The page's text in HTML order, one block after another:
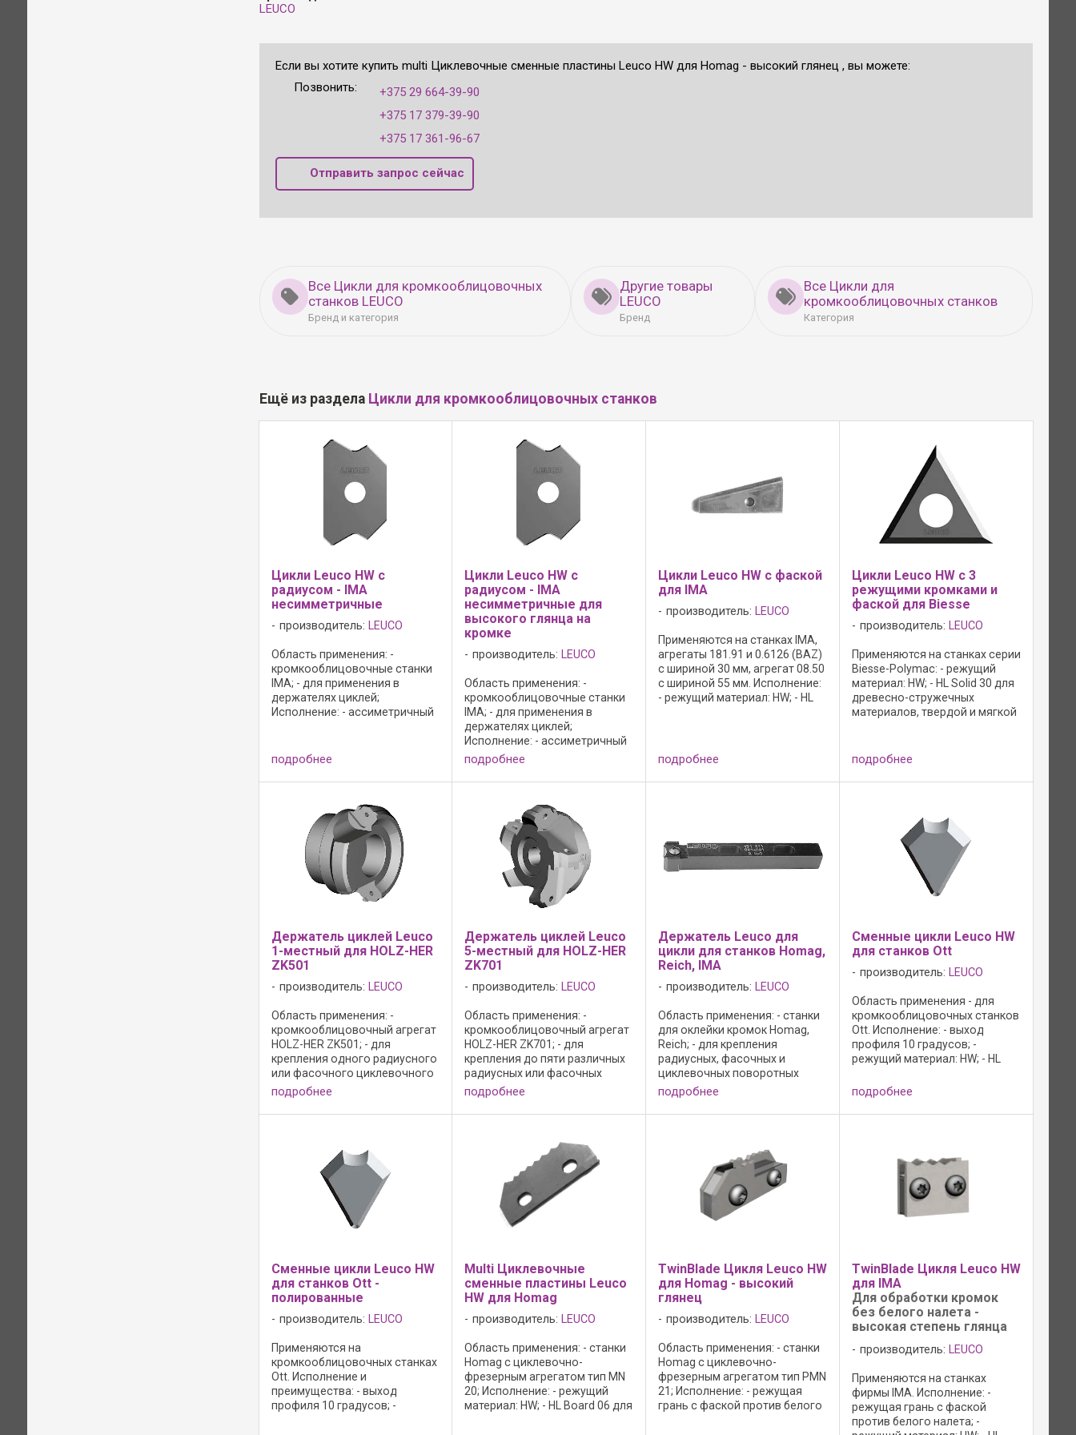
LEUCO
Если вы хотите купить multi Циклевочные сменные пластины Leuco HW для Homag - высокий глянец , вы можете:
Позвонить:
+375 29 664-39-90
+375 17 379-39-90
+375 17 361-96-67
Отправить запрос сейчас
Все Цикли для кромкооблицовочных
станков LEUCO
Бренд и категория
Другие товары
LEUCO
Бренд
Все Цикли для
кромкооблицовочных станков
Категория
Ещё из раздела Цикли для кромкооблицовочных станков
Цикли Leuco HW с
радиусом - IMA
несимметричные
производитель: LEUCO
Область применения: -
кромкооблицовочные станки
IMA; - для применения в
держателях циклей;
Исполнение: - ассиметричный
HW; - HL Board 05 для
древесно-стружечных
материалов, пластика и
подробнее
Цикли Leuco HW с
радиусом - IMA
несимметричные для
высокого глянца на
кромке
производитель: LEUCO
Область применения: -
кромкооблицовочные станки
IMA; - для применения в
держателях циклей;
Исполнение: - ассиметричный
профиль; - выход профиля 15
градусов; - режущая грань с
фаской против белого налета;
Board 05 для ...
подробнее
Цикли Leuco HW с фаской
для IMA
производитель: LEUCO
Применяются на станках IMA,
агрегаты 181.91 и 0.6126 (BAZ)
с шириной 30 мм, агрегат 08.50
с шириной 55 мм. Исполнение:
- режущий материал: HW; - HL
подробнее
Цикли Leuco HW с 3
режущими кромками и
фаской для Biesse
производитель: LEUCO
Применяются на станках серии
Biesse-Polymac: - режущий
материал: HW; - HL Solid 30 для
древесно-стружечных
материалов, твердой и мягкой
подробнее
Держатель циклей Leuco
1-местный для HOLZ-HER
ZK501
производитель: LEUCO
Область применения: -
кромкооблицовочный агрегат
HOLZ-HER ZK501; - для
крепления одного радиусного
или фасочного циклевочного
ножа; Исполнение: -
держатель циклей 1-местный
без циклевочного ножа; -
подробнее
Держатель циклей Leuco
5-местный для HOLZ-HER
ZK701
производитель: LEUCO
Область применения: -
кромкооблицовочный агрегат
HOLZ-HER ZK701; - для
крепления до пяти различных
радиусных или фасочных
циклевочных ножей;
Исполнение и преимущества: -
держатель циклей
циклевочных ножей; -
вороненая ...
подробнее
Держатель Leuco для
цикли для станков Homag,
Reich, IMA
производитель: LEUCO
Область применения: - станки
для оклейки кромок Homag,
Reich; - для крепления
радиусных, фасочных и
циклевочных поворотных
пластин ...
подробнее
Сменные цикли Leuco HW
для станков Ott
производитель: LEUCO
Область применения - для
кромкооблицовочных станков
Ott. Исполнение: - выход
профиля 10 градусов; -
режущий материал: HW; - HL
подробнее
Сменные цикли Leuco HW
для станков Ott -
полированные
производитель: LEUCO
Применяются на
кромкооблицовочных станках
Ott. Исполнение и
преимущества: - выход
профиля 10 градусов; -
Multi Циклевочные
сменные пластины Leuco
HW для Homag
производитель: LEUCO
Область применения: - станки
Homag с циклевочно-
фрезерным агрегатом тип MN
20; Исполнение: - режущий
материал: HW; - HL Board 06 для
TwinBlade Цикля Leuco HW
для Homag - высокий
глянец
производитель: LEUCO
Область применения: - станки
Homag с циклевочно-
фрезерным агрегатом тип PMN
21; Исполнение: - режущая
грань с фаской против белого
TwinBlade Цикля Leuco HW
для IMA
Для обработки кромок
без белого налета -
высокая степень глянца
производитель: LEUCO
Применяются на станках
фирмы IMA. Исполнение: -
режущая грань с фаской
против белого налета; -